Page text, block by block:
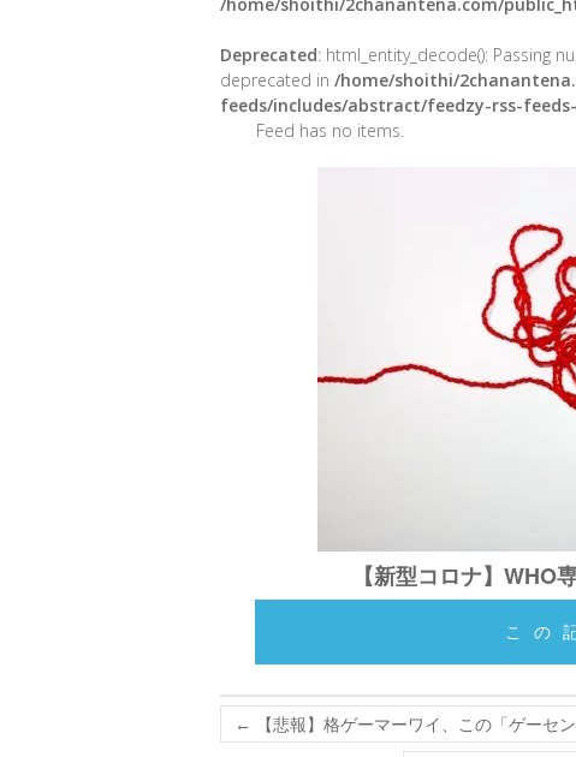
Deprecated: html_entity_decode(): Passing
deprecated in /home/shoithi/
feeds/includes/abstract/feedzy-rss-
Feed has no items.
【新型コロナ】WHO
この
←
【悲報】格ゲーマーワイ、この「ゲーセ